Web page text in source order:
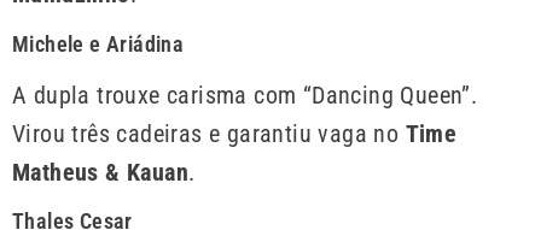
Michele e Ariádina
A dupla trouxe carisma com “Dancing Queen”.
Virou três cadeiras e garantiu vaga no Time
Matheus & Kauan.
Thales Cesar